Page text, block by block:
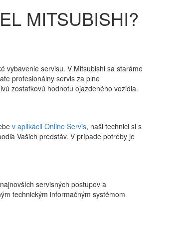
MITSUBISHI?
vybavenie servisu. V Mitsubishi sa staráme
profesionálny servis za plne
zostatkovú hodnotu ojazdeného vozidla.
v aplikácii Online Servis, naši technici si s
Vašich predstáv. V prípade potreby je
servisných postupov a
technickým informačným systémom